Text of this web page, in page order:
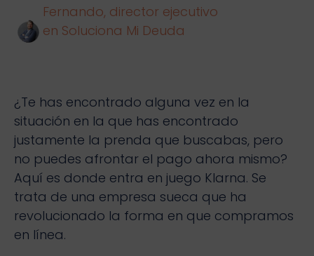
Fernando, director ejecutivo
en Soluciona Mi Deuda
¿Te has encontrado alguna vez en la
situación en la que has encontrado
justamente la prenda que buscabas, pero
no puedes afrontar el pago ahora mismo?
Aquí es donde entra en juego Klarna. Se
trata de una empresa sueca que ha
revolucionado la forma en que compramos
en línea.